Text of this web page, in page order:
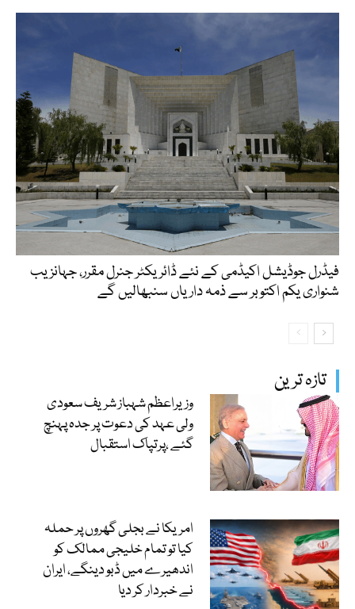
تازہ ترین
وزیراعظم شہباز شریف سعودی
ولی عہد کی دعوت پر جدہ پہنچ
گئے ،پرتپاک استقبال
امریکا نے بجلی گھروں پر حملہ
کیا تو تمام خلیجی ممالک کو
اندھیرے میں ڈبو دینگے، ایران
نے خبردار کر دیا
فیڈرل جوڈیشل اکیڈمی کے نئے ڈائریکٹر جنرل مقرر، جہانزیب
شنواری یکم اکتوبر سے ذمہ داریاں سنبھالیں گے